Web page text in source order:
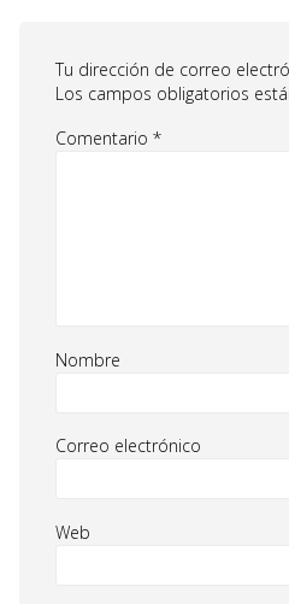
Tu dirección de correo
Los campos obligatorios
Comentario *
Nombre
Correo electrónico
Web